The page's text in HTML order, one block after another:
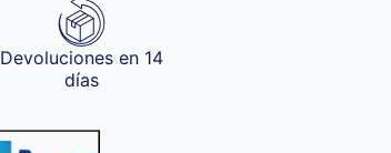
Devoluciones en 14
días